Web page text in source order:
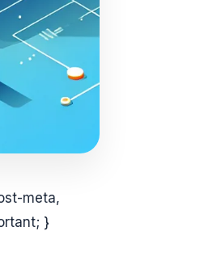
meta,
}